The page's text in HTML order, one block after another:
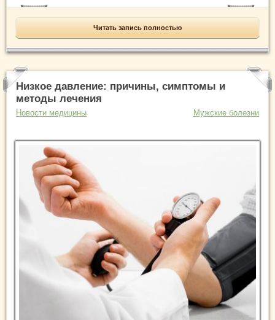
Читать запись полностью
Низкое давление: причины, симптомы и
методы лечения
Новости медицины Мужские болезни